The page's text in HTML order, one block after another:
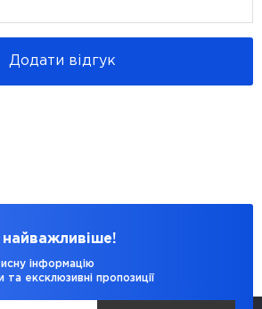
Додати відгук
найважливіше!
інформацію
ексклюзивні пропозиції